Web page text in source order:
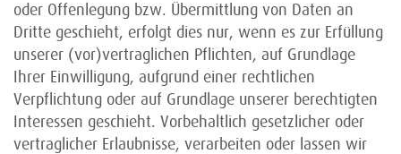
oder Offenlegung bzw. Übermittlung von Daten an
Dritte geschieht, erfolgt dies nur, wenn es zur Erfüllung
unserer (vor)vertraglichen Pflichten, auf Grundlage
Ihrer Einwilligung, aufgrund einer rechtlichen
Verpflichtung oder auf Grundlage unserer berechtigten
Interessen geschieht. Vorbehaltlich gesetzlicher oder
vertraglicher Erlaubnisse, verarbeiten oder lassen wir